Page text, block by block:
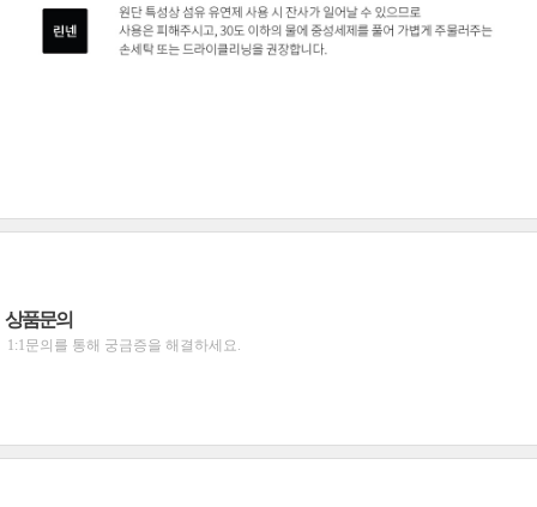
상품문의
1:1문의를 통해 궁금증을 해결하세요.